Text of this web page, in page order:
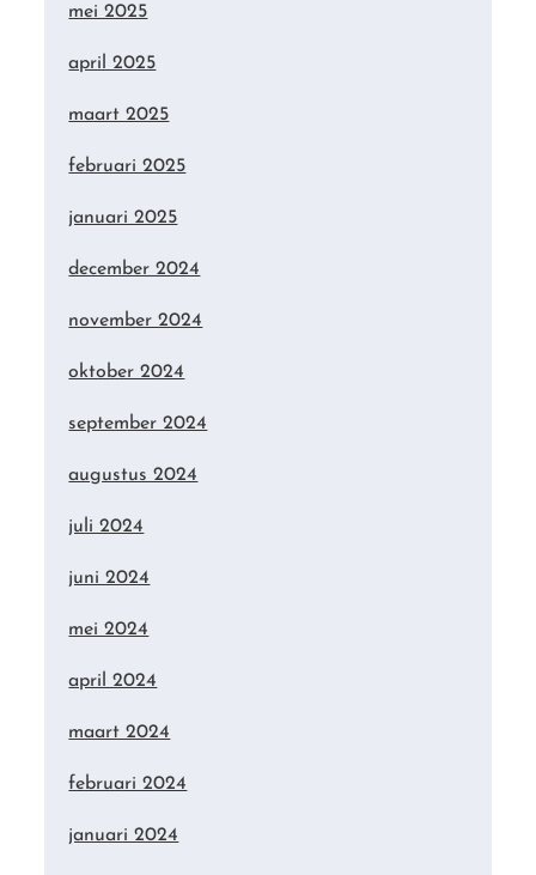
mei 2025
april 2025
maart 2025
februari 2025
januari 2025
december 2024
november 2024
oktober 2024
september 2024
augustus 2024
juli 2024
juni 2024
mei 2024
april 2024
maart 2024
februari 2024
januari 2024